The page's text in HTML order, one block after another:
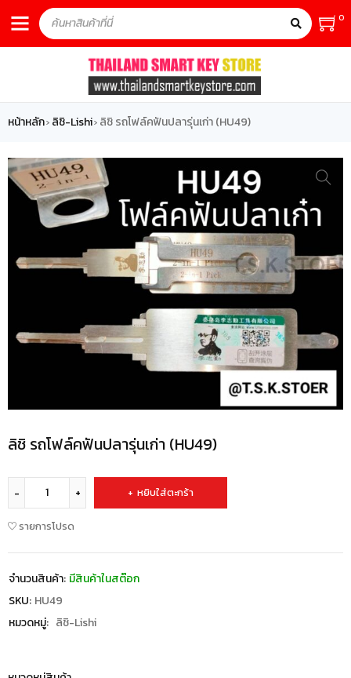
0
หน้าหลัก› ลิชิ-Lishi› ลิชิ รถโฟล์คฟันปลารุ่นเก่า (HU49)
ลิชิ รถโฟล์คฟันปลารุ่นเก่า (HU49)
หยิบใส่ตะกร้า
รายการโปรด
จำนวนสินค้า: มีสินค้าในสต๊อก
SKU: HU49
หมวดหมู่: ลิชิ-Lishi